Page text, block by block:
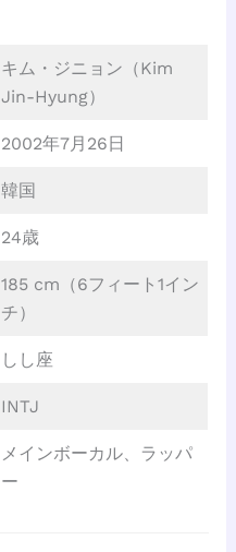
キム・ジニョン（Kim
Jin-Hyung）
2002年7月26日
韓国
24歳
185 cm（6フィート1イン
チ）
しし座
INTJ
メインボーカル、ラッパ
ー